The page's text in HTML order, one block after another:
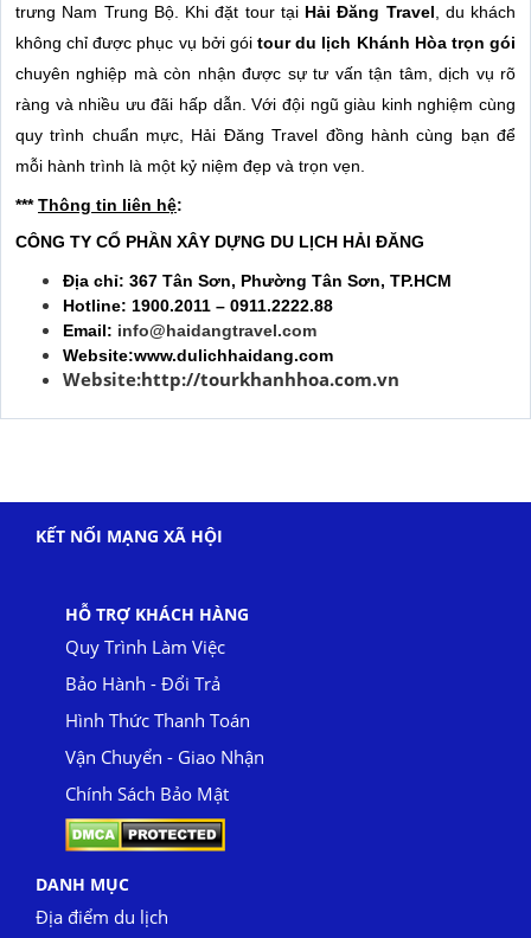
trưng Nam Trung Bộ. Khi đặt tour tại Hải Đăng Travel , du khách
không chỉ được phục vụ bởi góitour du lịch Khánh Hòa trọn gói
chuyên nghiệp mà còn nhận được sự tư vấn tận tâm, dịch vụ rõ
ràng và nhiều ưu đãi hấp dẫn. Với đội ngũ giàu kinh nghiệm cùng
quy trình chuẩn mực, Hải Đăng Travel đồng hành cùng bạn để
mỗi hành trình là một kỷ niệm đẹp và trọn vẹn.
***Thông tin liên hệ:
CÔNG TY CỔ PHẦN XÂY DỰNG DU LỊCH HẢI ĐĂNG
Địa chỉ: 367 Tân Sơn, Phường Tân Sơn, TP.HCM
Hotline: 1900.2011 – 0911.2222.88
Email: info@haidangtravel.com
Website:www.dulichhaidang.com
Website:http://tourkhanhhoa.com.vn
KẾT NỐI MẠNG XÃ HỘI
HỖ TRỢ KHÁCH HÀNG
Quy Trình Làm Việc
Bảo Hành - Đổi Trả
Hình Thức Thanh Toán
Vận Chuyển - Giao Nhận
Chính Sách Bảo Mật
DANH MỤC
Địa điểm du lịch